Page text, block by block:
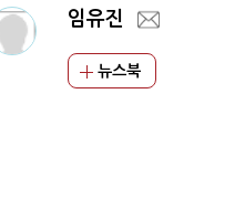
임유진
뉴스북